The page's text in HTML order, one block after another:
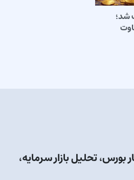
شد؛
تحلیل بازار سرمایه،